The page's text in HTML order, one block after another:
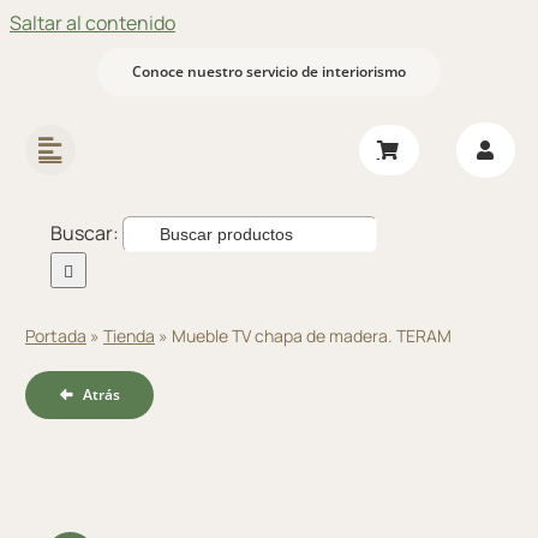
Saltar al contenido
Conoce nuestro servicio de interiorismo
Buscar:
Portada » Tienda » Mueble TV chapa de madera. TERAM
Atrás